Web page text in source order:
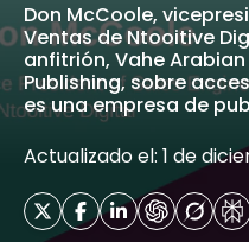
Don McCoole,
Ventas de Ntooitive
anfitrión, Vahe
Publishing, sobre
es una empresa de
Actualizado el: 1 de